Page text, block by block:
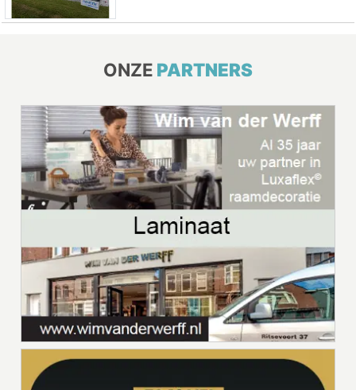
ONZE PARTNERS